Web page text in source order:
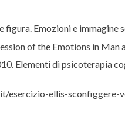
figura. Emozioni e immagine
of the Emotions in Man
Elementi di psicoterapia
esercizio-ellis-sconfiggere-